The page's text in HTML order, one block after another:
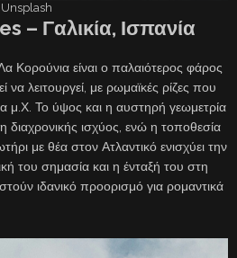
– Γαλικία, Ισπανία
είναι ο παλαιότερος φάρος
λειτουργεί, με ρωμαϊκές ρίζες που
μ.Χ. Το ύψος και η αυστηρή γεωμετρία
διαχρονικής ισχύος, ενώ η τοποθεσία
με θέα στον Ατλαντικό ενισχύει την
του σημασία και η ένταξή του στη
ιδανικό προορισμό για ρομαντικά